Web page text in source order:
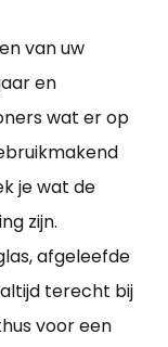
van uw
en
wat er op
je wat de
zijn.
afgeleefde
terecht bij
voor een